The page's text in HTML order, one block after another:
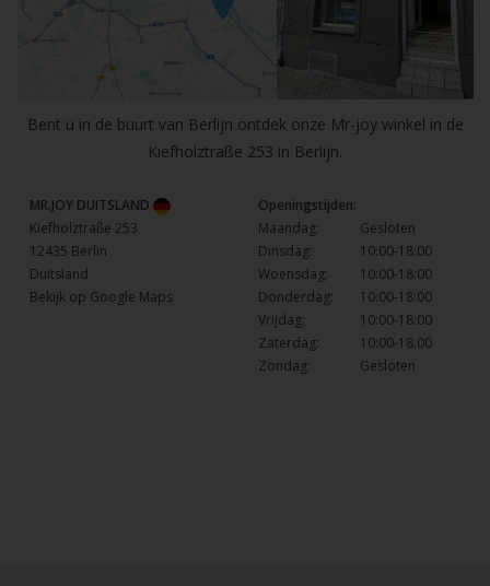
Bent u in de buurt van Berlijn ontdek onze Mr-joy winkel in de
Kiefholztraße 253 in Berlijn.
MR.JOY DUITSLAND
Kiefholztraße 253
12435 Berlin
Duitsland
Bekijk op Google Maps
Openingstijden:
Maandag:
Gesloten
Dinsdag:
10:00-18:00
Woensdag:
10:00-18:00
Donderdag:
10:00-18:00
Vrijdag:
10:00-18:00
Zaterdag:
10:00-18:00
Zondag:
Gesloten